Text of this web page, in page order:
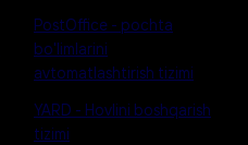
PostOffice - pochta
bo'limlarini
avtomatlashtirish tizimi
YARD - Hovlini boshqarish
tizimi